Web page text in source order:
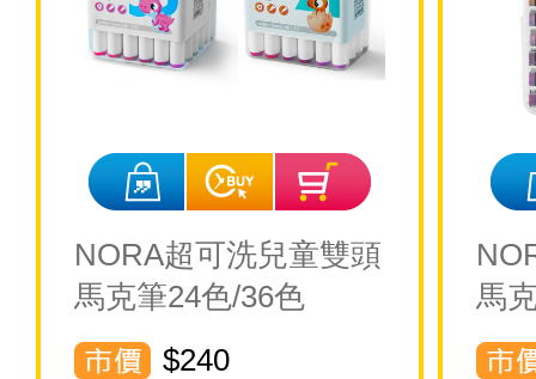
NORA超可洗兒童雙頭
馬克筆24色/36色
$240
馬